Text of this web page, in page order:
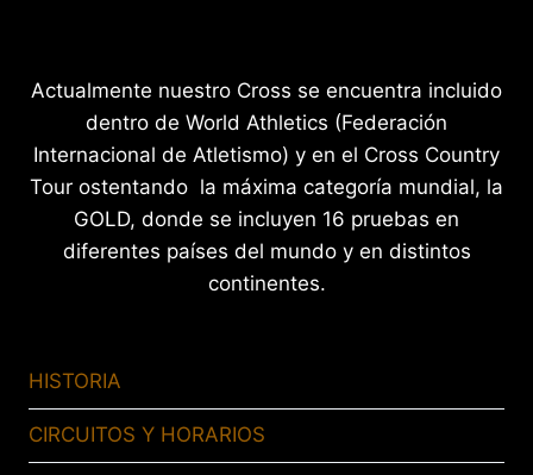
Actualmente nuestro Cross se encuentra incluido
dentro de World Athletics (Federación
Internacional de Atletismo) y en el Cross Country
Tour ostentando la máxima categoría mundial, la
GOLD, donde se incluyen 16 pruebas en
diferentes países del mundo y en distintos
continentes.
HISTORIA
CIRCUITOS Y HORARIOS